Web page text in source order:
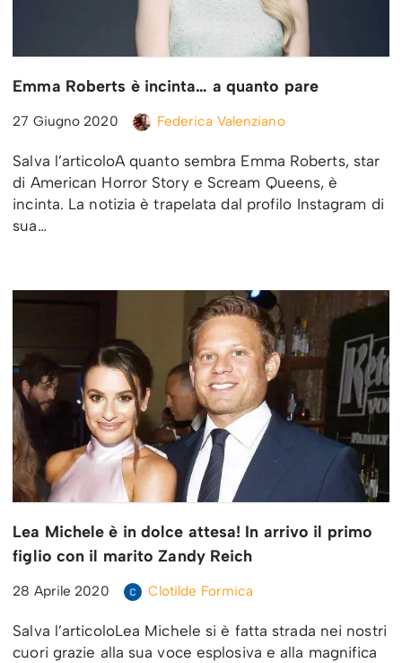
Emma Roberts è incinta… a quanto pare
27 Giugno 2020 Federica Valenziano
Salva l’articoloA quanto sembra Emma Roberts, star
di American Horror Story e Scream Queens, è
incinta. La notizia è trapelata dal profilo Instagram di
sua…
Lea Michele è in dolce attesa! In arrivo il primo
figlio con il marito Zandy Reich
28 Aprile 2020 Clotilde Formica
Salva l’articoloLea Michele si è fatta strada nei nostri
cuori grazie alla sua voce esplosiva e alla magnifica